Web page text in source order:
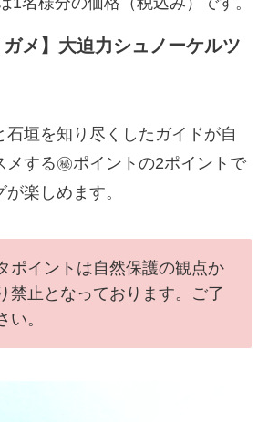
ガメ】大迫力シュノーケルツ
石垣を知り尽くしたガイドが自
メする㊙ポイントの2ポイントで
楽しめます。
ポイントは自然保護の観点か
禁止となっております。ご了
い。